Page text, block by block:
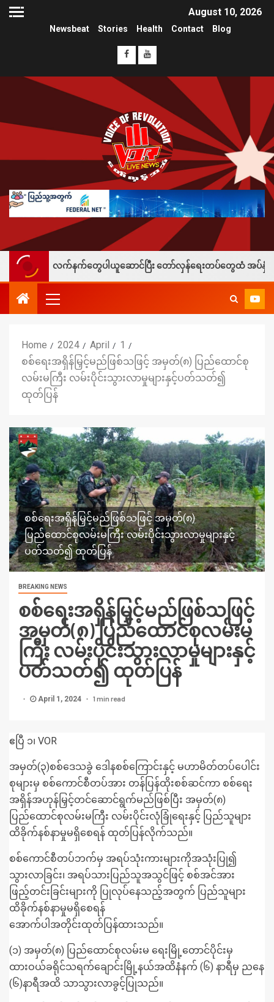
August 10, 2026
Newsbeat Stories Health Contact Blog
လက်နက်တွေပါယူဆောင်ပြီး တော်လှန်ရေးတပ်တွေထံ အပ်နှံလို့ သိန်းတစ်ရာ
Home 2024 April
1
စစ်ရေးအရှိန်မြှင့်မည်ဖြစ်သဖြင့် အမှတ်(၈) ပြည်ထောင်စု
လမ်းမကြီး လမ်းပိုင်းသွားလာမှုများနှင့်ပတ်သတ်၍
ထုတ်ပြန်
စစ်ရေးအရှိန်မြှင့်မည်ဖြစ်သဖြင့် အမှတ်(၈)
ပြည်ထောင်စုလမ်းမကြီး လမ်းပိုင်းသွားလာမှုများနှင့်
ပတ်သတ်၍ ထုတ်ပြန်
BREAKING NEWS
စစ်ရေးအရှိန်မြှင့်မည်ဖြစ်သဖြင့်
အမှတ်(၈) ပြည်ထောင်စုလမ်းမ
ကြီး လမ်းပိုင်းသွားလာမှုများနှင့်
ပတ်သတ်၍ ထုတ်ပြန်
April 1, 2024 1 min read
ဧပြီ ၁၊ VOR
အမှတ်(၃)စစ်ဒေသခွဲ ဒေါနစစ်ကြောင်းနှင့် မဟာမိတ်တပ်ပေါင်း
စုများမှ စစ်ကောင်စီတပ်အား တန်ပြန်ထိုးစစ်ဆင်ကာ စစ်ရေး
အရှိန်အဟုန်မြှင့်တင်ဆောင်ရွက်မည်ဖြစ်ပြီး အမှတ်(၈)
ပြည်ထောင်စုလမ်းမကြီး လမ်းပိုင်းလုံခြုံရေးနှင့် ပြည်သူများ
ထိခိုက်နစ်နာမှုမရှိစေရန် ထုတ်ပြန်လိုက်သည်။
စစ်ကောင်စီတပ်ဘက်မှ အရပ်သုံးကားများကိုအသုံးပြု၍
သွားလာခြင်း၊ အရပ်သားပြည်သူအသွင်ဖြင့် စစ်အင်အား
ဖြည့်တင်းခြင်းများကို ပြုလုပ်နေသည့်အတွက် ပြည်သူများ
ထိခိုက်နစ်နာမှုမရှိစေရန်
အောက်ပါအတိုင်းထုတ်ပြန်ထားသည်။
(၁) အမှတ်(၈) ပြည်ထောင်စုလမ်းမ ရေးမြို့တောင်ပိုင်းမှ
ထားဝယ်ခရိုင်သရက်ချောင်းမြို့နယ်အထိနံနက် (၆) နာရီမှ ညနေ
(၆)နာရီအထိ သာသွားလာခွင့်ပြုသည်။